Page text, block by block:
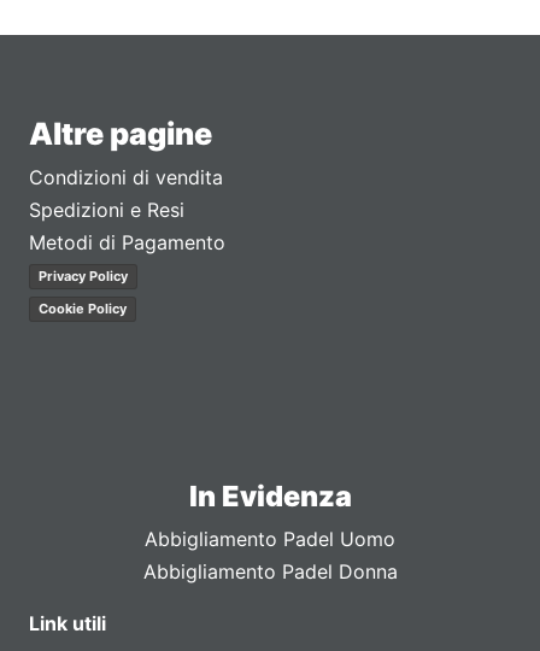
Altre pagine
Condizioni di vendita
Spedizioni e Resi
Metodi di Pagamento
Privacy Policy
Cookie Policy
In Evidenza
Abbigliamento Padel Uomo
Abbigliamento Padel Donna
Link utili